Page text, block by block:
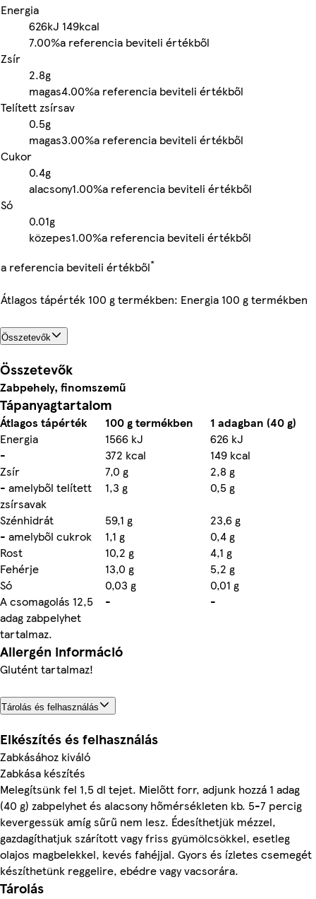
Energia
626kJ 149kcal
7.00%a referencia beviteli értékből
Zsír
2.8g
magas4.00%a referencia beviteli értékből
Telített zsírsav
0.5g
magas3.00%a referencia beviteli értékből
Cukor
0.4g
alacsony1.00%a referencia beviteli értékből
Só
0.01g
közepes1.00%a referencia beviteli értékből
a referencia beviteli értékből*
Átlagos tápérték 100 g termékben: Energia 100 g termékben
Összetevők
Összetevők
Zabpehely, finomszemű
Tápanyagtartalom
Átlagos tápérték 100 g termékben
1 adagban (40 g)
Energia
1566 kJ
626 kJ
-
372 kcal
149 kcal
Zsír
7,0 g
2,8 g
- amelyből telített
zsírsavak
1,3 g
0,5 g
Szénhidrát
59,1 g
23,6 g
- amelyből cukrok
1,1 g
0,4 g
Rost
10,2 g
4,1 g
Fehérje
13,0 g
5,2 g
Só
0,03 g
0,01 g
A csomagolás 12,5
adag zabpelyhet
tartalmaz.
- -
Allergén információ
Glutént tartalmaz!
Tárolás és felhasználás
Elkészítés és felhasználás
Zabkásához kiváló
Zabkása készítés
Melegítsünk fel 1,5 dl tejet. Mielőtt forr, adjunk hozzá 1 adag
(40 g) zabpelyhet és alacsony hőmérsékleten kb. 5-7 percig
kevergessük amíg sűrű nem lesz. Édesíthetjük mézzel,
gazdagíthatjuk szárított vagy friss gyümölcsökkel, esetleg
olajos magbelekkel, kevés fahéjjal. Gyors és ízletes csemegét
készíthetünk reggelire, ebédre vagy vacsorára.
Tárolás